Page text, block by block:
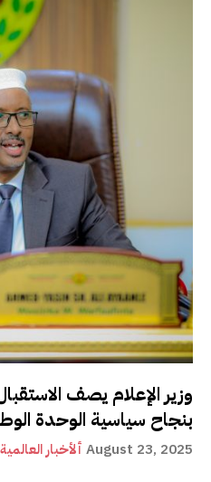
وزير الإعلام يصف
بنجاح سياسية الوحدة
ألأخبار العالمية August 23, 2025